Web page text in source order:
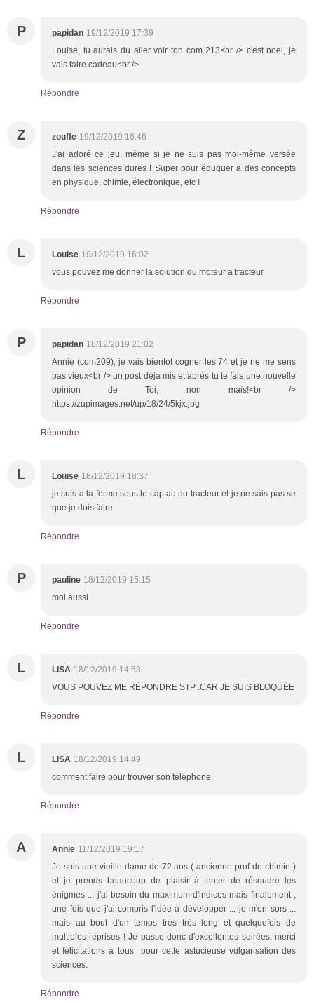
P papidan 19/12/2019 17:39
Louise, tu aurais du aller voir ton com 213<br /> c'est noel, je
vais faire cadeau<br />
Répondre
Z zouffe 19/12/2019 16:46
J'ai adoré ce jeu, même si je ne suis pas moi-même versée
dans les sciences dures ! Super pour éduquer à des concepts
en physique, chimie, électronique, etc !
Répondre
L Louise 19/12/2019 16:02
vous pouvez me donner la solution du moteur a tracteur
Répondre
P papidan 18/12/2019 21:02
Annie (com209), je vais bientot cogner les 74 et je ne me sens
pas vieux<br /> un post déja mis et après tu te fais une nouvelle
opinion de Toi, non mais!<br />
https://zupimages.net/up/18/24/5kjx.jpg
Répondre
L Louise 18/12/2019 18:37
je suis a la ferme sous le cap au du tracteur et je ne sais pas se
que je dois faire
Répondre
P pauline 18/12/2019 15:15
moi aussi
Répondre
L LISA 18/12/2019 14:53
VOUS POUVEZ ME RÉPONDRE STP .CAR JE SUIS BLOQUÉE
Répondre
L LISA 18/12/2019 14:49
comment faire pour trouver son téléphone.
Répondre
A Annie 11/12/2019 19:17
Je suis une vieille dame de 72 ans ( ancienne prof de chimie )
et je prends beaucoup de plaisir à tenter de résoudre les
énigmes ... j'ai besoin du maximum d'indices mais finalement ,
une fois que j'ai compris l'idée à développer ... je m'en sors ...
mais au bout d'un temps très très long et quelquefois de
multiples reprises ! Je passe donc d'excellentes soirées. merci
et félicitations à tous pour cette astucieuse vulgarisation des
sciences.
Répondre